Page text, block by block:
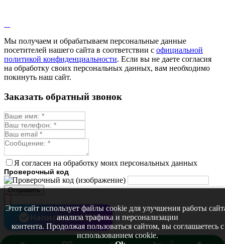
Мыльнянка
Мята
Овсяный корень
Огуречная трава
Пустырник
Репешок
Синюха
Смесь лекарственных
Стевия
Тимьян ползучий (чабрец)
Фенхель лекарственный
Цикорий лекарственный
Череда лекарственная
Чернокорень
Шалфей
Семена ягод
Мы получаем и обрабатываем персональные данные
посетителей нашего сайта в соответствии с официальной
политикой конфиденциальности. Если вы не даете согласия
на обработку своих персональных данных, вам необходимо
покинуть наш сайт.
Этот сайт использует файлы cookie для улучшения работы
анализа трафика и персонализации
контента. Продолжая пользоваться сайтом, вы соглашаетесь с
использованием cookie.
Заказать обратный звонок
Я согласен на обработку моих персональных данных
Проверочный код
Отправить
0
Написать в MAX